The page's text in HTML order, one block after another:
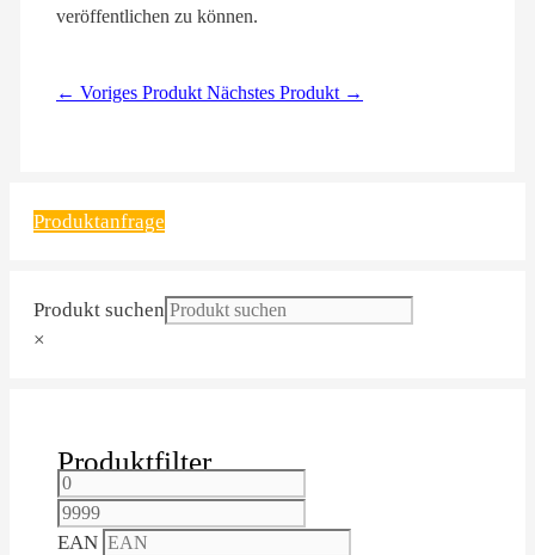
veröffentlichen zu können.
← Voriges Produkt Nächstes Produkt →
Produktanfrage
Produkt suchen
×
Produktfilter
EAN